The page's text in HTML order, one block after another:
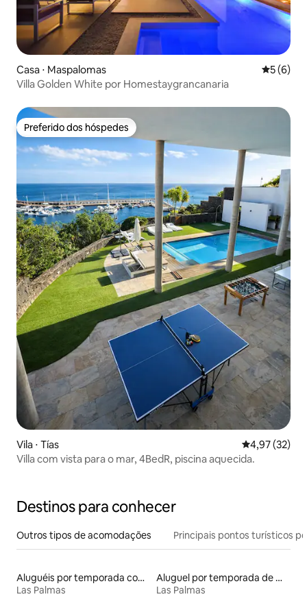
Casa ⋅ Maspalomas 5 de
5 (6)
Villa Golden White por Homestaygrancanaria
Preferido dos hóspedes
Preferido dos hóspedes
Vila ⋅ Tías 4,97 de uma
4,97 (32)
Villa com vista para o mar, 4BedR, piscina aquecida.
Destinos para conhecer
Outros tipos de acomodações Principais pontos turísticos
Aluguéis por temporada com sauna
Las Palmas
Aluguel por temporada de microcasas
Las Palmas